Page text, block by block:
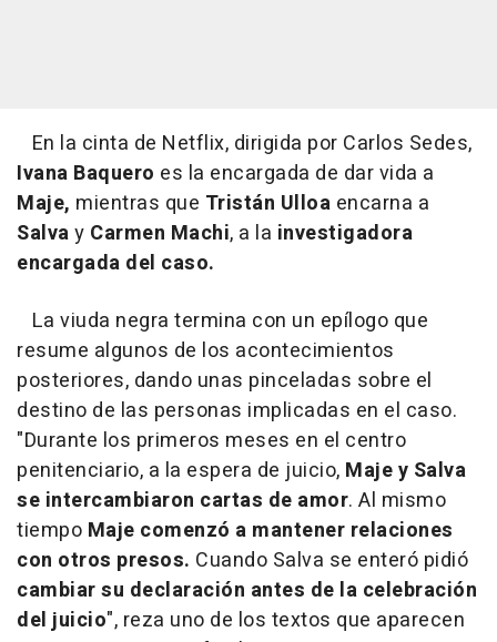
En la cinta de Netflix, dirigida por Carlos Sedes,
Ivana Baquero es la encargada de dar vida a
Maje, mientras que Tristán Ulloa encarna a
Salvay Carmen Machi, a la investigadora
encargada del caso.
La viuda negra termina con un epílogo que
resume algunos de los acontecimientos
posteriores, dando unas pinceladas sobre el
destino de las personas implicadas en el caso.
"Durante los primeros meses en el centro
penitenciario, a la espera de juicio, Maje y Salva
se intercambiaron cartas de amor. Al mismo
tiempo Maje comenzó a mantener relaciones
con otros presos. Cuando Salva se enteró pidió
cambiar su declaración antes de la celebración
del juicio", reza uno de los textos que aparecen